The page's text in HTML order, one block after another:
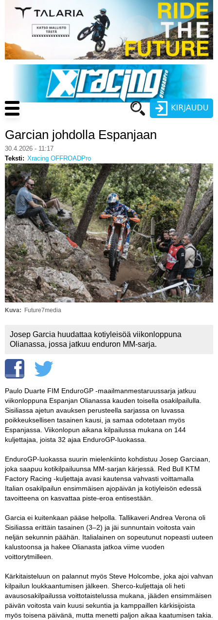
pääsisältöön
Käyttäjätunnus
Salasana
Luo uusi käyttäjätili
Vaihda salasana
Main
navigation
ENDURO
MOTOCROSS
CROSS COUNTRY
MUUT LAJIT
YLEISTÄ ALALTA
LUE DIGILEHDET
ASIAKASPALVELU JA
MEDIATIEDOT
Garcian johdolla Espanjaan
30.4.2026 - 11:17
Teksti
Xracing OFFROADPro
Kuva Future7media
Josep Garcia huudattaa kotiyleisöä viikonloppuna
Olianassa, jossa jatkuu enduron MM-sarja.
Paulo Duarte FIM EnduroGP -maailmanmestaruussarja jatkuu
viikonloppuna Espanjan Olianassa kauden toisella osakilpailulla.
Sisiliassa ajetun avauksen perusteella sarjassa on luvassa
poikkeuksellisen tasainen kausi, ja samaa odotetaan myös
Espanjassa. Viikonlopun aikana kilpailussa mukana on 144
kuljettajaa, joista 32 ajaa EnduroGP-luokassa.
EnduroGP-luokassa suurin mielenkiinto kohdistuu Josep Garciaan,
joka saapuu kotikilpailuunsa MM-sarjan kärjessä. Red Bull KTM
Factory Racing -kuljettaja avasi kautensa vahvasti voittamalla
Italian osakilpailun ensimmäisen ajopäivän ja kotiyleisön edessä
tavoitteena on kasvattaa piste-eroa entisestään.
Garcia ei kuitenkaan pääse helpolla. Tallikaveri Andrea Verona oli
Sisiliassa erittäin tasainen (3–2) ja jäi sunnuntain voitosta vain
neljän sekunnin päähän. Italialainen on sopeutunut nopeasti uuteen
kalustoonsa ja hakee Olianasta jatkoa viime vuoden
voittorytmilleen.
Kärkitaisteluun on palannut myös Steve Holcombe, joka ajoi vahvan
kilpailun loukkaantumisen jälkeen. Sherco-kuljettaja oli heti
avausosakilpailussa voittotaistelussa mukana, jääden ensimmäisen
päivän voitosta vain kuusi sekuntia ja kamppaillen kärkisijoista
myös toisena päivänä, mutta menetti paljon aikaa kaatumisen takia.